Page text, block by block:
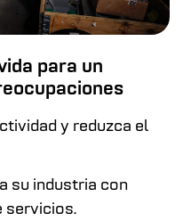
para un
y reduzca el
su industria con
servicios.